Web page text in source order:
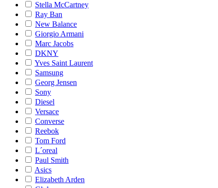
Stella McCartney
Ray Ban
New Balance
Giorgio Armani
Marc Jacobs
DKNY
Yves Saint Laurent
Samsung
Georg Jensen
Sony
Diesel
Versace
Converse
Reebok
Tom Ford
L´oreal
Paul Smith
Asics
Elizabeth Arden